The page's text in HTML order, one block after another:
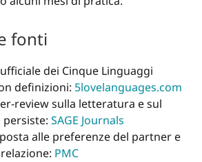
fonti
dei Cinque Linguaggi
definizioni: 5lovelanguages.com
review sulla letteratura e sul
persiste: SAGE Journals
alle preferenze del partner e
PMC